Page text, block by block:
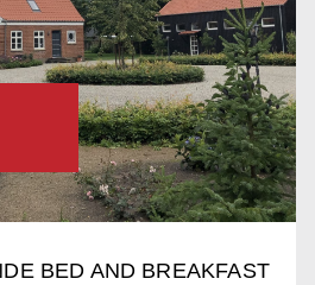
BED AND BREAKFAST